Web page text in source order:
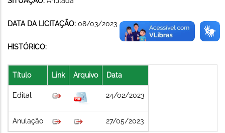
DATA DA LICITAÇÃO: 08/03/2023
HISTÓRICO:
Título Link Arquivo Data
Edital 24/02/2023
Anulação 27/05/2023